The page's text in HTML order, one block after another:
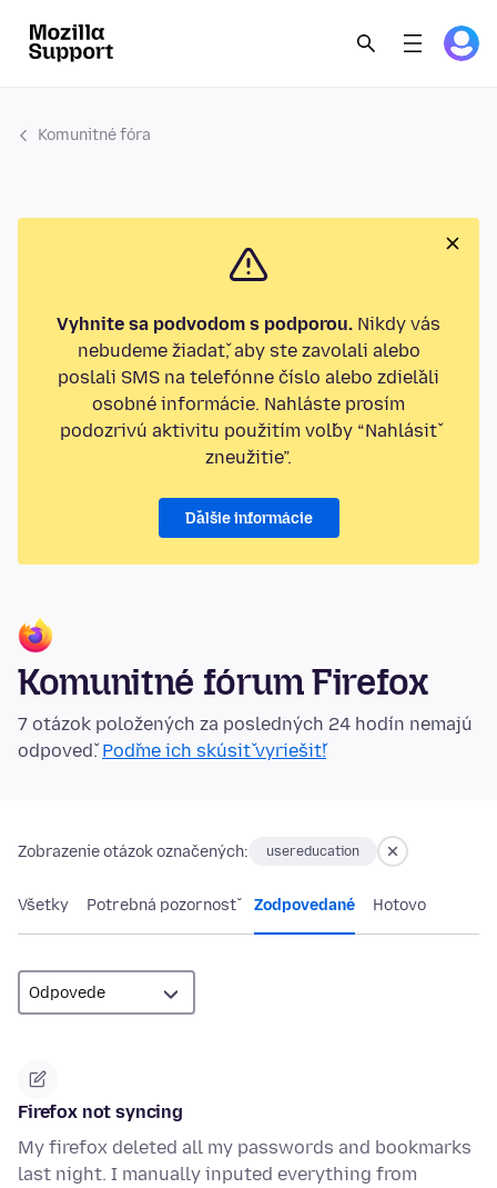
Komunitné fóra
Vyhnite sa podvodom s podporou. Nikdy vás
nebudeme žiadať, aby ste zavolali alebo
poslali SMS na telefónne číslo alebo zdieľali
osobné informácie. Nahláste prosím
podozrivú aktivitu použitím voľby “Nahlásiť
zneužitie”.
Ďalšie informácie
Komunitné fórum Firefox
7 otázok položených za posledných 24 hodín nemajú
odpoveď.Poďme ich skúsiť vyriešiť!
Zobrazenie otázok označených: usereducation
Všetky Potrebná pozornosť Zodpovedané Hotovo
Firefox not syncing
My firefox deleted all my passwords and bookmarks
last night. I manually inputed everything from